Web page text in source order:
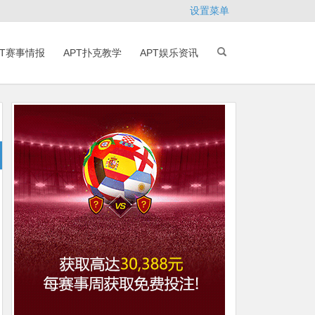
设置菜单
赛事情报 APT扑克教学 APT娱乐资讯